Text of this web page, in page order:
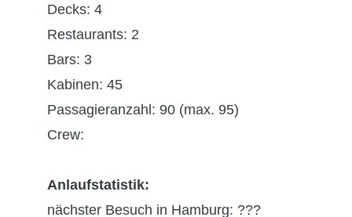
Decks: 4
Restaurants: 2
Bars: 3
Kabinen: 45
Passagieranzahl: 90 (max. 95)
Crew:
Anlaufstatistik:
nächster Besuch in Hamburg: ???